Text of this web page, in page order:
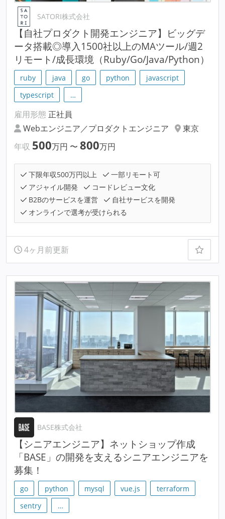
SATORI株式会社
【自社プロダクト開発エンジニア】ビッグデ
ータ搭載◎導入1500社以上のMAツール/週2
リモート/成長環境（Ruby/Go/Java/Python）
ruby java go python
javascript
typescript
…
雇用形態 正社員
Webエンジニア／プロダクトエンジニア
東京
年収 500万円 〜 800万円
下限年収500万円以上
一部リモート可
アジャイル開発
コードレビュー文化
B2Bのサービスを運営
自社サービスを開発
オンラインで選考が受けられる
4ヶ月前更新
BASE株式会社
【シニアエンジニア】ネットショップ作成
「BASE」の開発を支えるシニアエンジニアを
募集！
go python mysql vue.js
terraform
sentry
…